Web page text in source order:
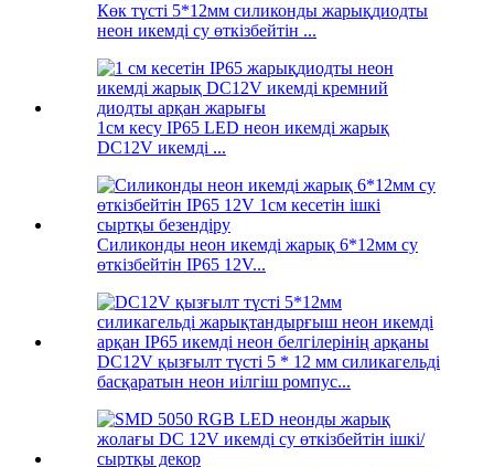
Көк түсті 5*12мм силиконды жарықдиодты
неон икемді су өткізбейтін ...
1см кесу IP65 LED неон икемді жарық
DC12V икемді ...
Силиконды неон икемді жарық 6*12мм су
өткізбейтін IP65 12V...
DC12V қызғылт түсті 5 * 12 мм силикагельді
басқаратын неон иілгіш ромпус...